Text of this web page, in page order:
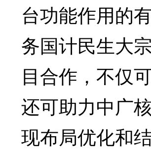
台功能作用的
务国计民生大
目合作，不仅
还可助力中广
现布局优化和